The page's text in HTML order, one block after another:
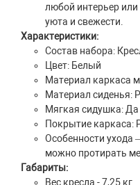
любой интерьер или
уюта и свежести.
Характеристики:
Состав набора:
Цвет: Белый
Материал каркаса
Материал сиденья:
Мягкая сидушка: Да
Покрытие каркаса:
Особенности
можно протирать
Габариты:
Вес кресла - 7,25 кг.